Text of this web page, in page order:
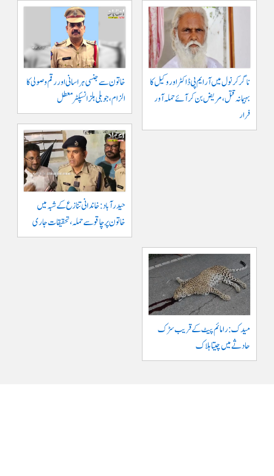
ناگرکرنول میں آر ایم پی ڈاکٹر اور وکیل کا
بہیمانہ قتل، مریض بن کر آئے حملہ آور
فرار
خاتون سے جنسی ہراسانی اور رقم وصولی کا
الزام، جوبلی ہلز انسپکٹر معطل
حیدرآباد: خاندانی تنازع کے شبہ میں
خاتون پر چاقو سے حملہ، تحقیقات جاری
میدک: رامائم پیٹ کے قریب سڑک
حادثے میں چیتا ہلاک